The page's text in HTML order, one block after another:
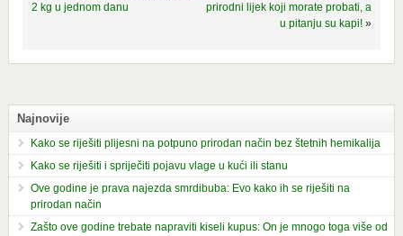
2 kg u jednom danu
prirodni lijek koji morate probati, a
u pitanju su kapi! »
Najnovije
Kako se riješiti plijesni na potpuno prirodan način bez štetnih hemikalija
Kako se riješiti i spriječiti pojavu vlage u kući ili stanu
Ove godine je prava najezda smrdibuba: Evo kako ih se riješiti na
prirodan način
Zašto ove godine trebate napraviti kiseli kupus: On je mnogo toga više od